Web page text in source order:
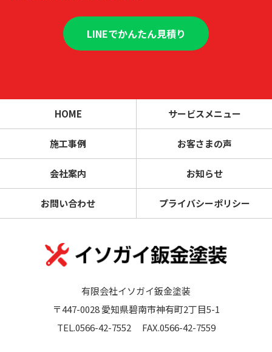
LINEでかんたん見積り
HOME サービスメニュー
施工事例 お客さまの声
会社案内 お知らせ
お問い合わせ プライバシーポリシー
有限会社イソガイ鈑金塗装
〒447-0028 愛知県碧南市神有町2丁目5-1
TEL.0566-42-7552FAX.0566-42-7559